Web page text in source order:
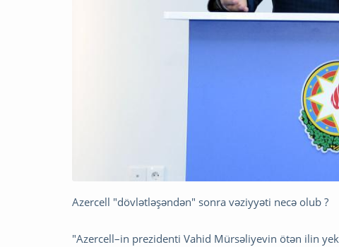
Azercell "dövlətləşəndən" sonra vəziyyəti necə olub ?
"Azercell–in prezidenti Vahid Mürsəliyevin ötən ilin